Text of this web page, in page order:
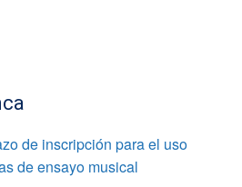
de inscripción para el uso
de ensayo musical